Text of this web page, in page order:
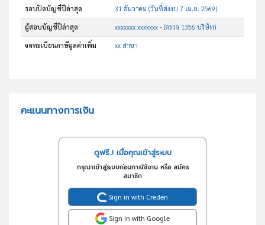
รอบปิดบัญชีปีล่าสุด 31 ธันวาคม (วันที่ส่งงบ 7 เม.ย. 2569)
ผู้สอบบัญชีปีล่าสุด xxxxxxx xxxxxxx - (ตรวจ 1356 บริษัท)
จดทะเบียนภาษีมูลค่าเพิ่ม xx สาขา
คะแนนทางการเงิน
ดูฟรี..! เมื่อคุณเข้าสู่ระบบ
กรุณาเข้าสู่ระบบก่อนการใช้งาน หรือ สมัคร
สมาชิก
Sign in with Creden
Sign in with Google